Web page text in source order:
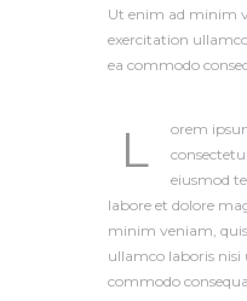
Ut enim ad minim
exercitation
ea commodo
L
orem
eiusmod
labore et dolore
minim veniam,
ullamco laboris nisi
commodo